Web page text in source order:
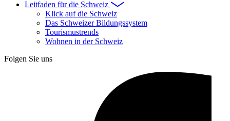
Leitfaden für die Schweiz
Klick auf die Schweiz
Das Schweizer Bildungssystem
Tourismustrends
Wohnen in der Schweiz
Folgen Sie uns